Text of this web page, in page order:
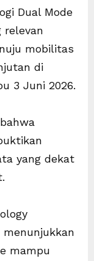
Dual Mode
relevan
mobilitas
di
3 Juni 2026.
yang dekat
menunjukkan
mampu